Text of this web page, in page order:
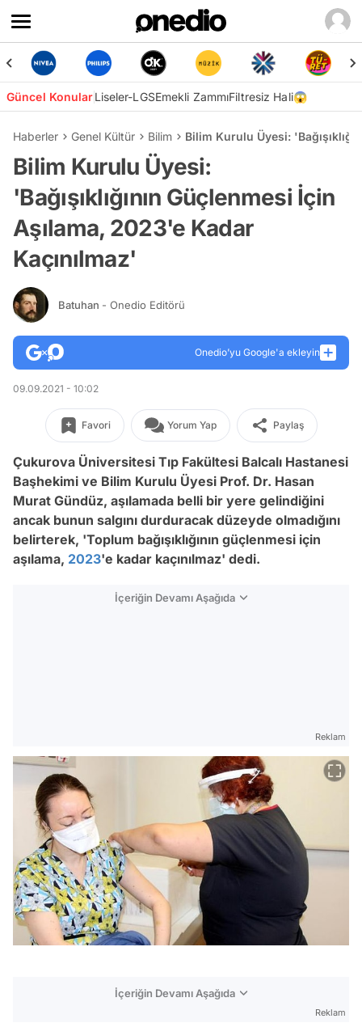
Güncel KonularLiseler-LGSEmekli ZammıFiltresiz Hali😱
Haberler Genel Kültür Bilim Bilim Kurulu Üyesi:
Bilim Kurulu Üyesi:
'Bağışıklığının Güçlenmesi İçin
Aşılama, 2023'e Kadar
Kaçınılmaz'
Batuhan - Onedio Editörü
Onedio’yu Google'a ekleyin
09.09.2021 - 10:02
Favori Yorum Yap Paylaş
Çukurova Üniversitesi Tıp Fakültesi Balcalı Hastanesi
Başhekimi ve Bilim Kurulu Üyesi Prof. Dr. Hasan
Murat Gündüz, aşılamada belli bir yere gelindiğini
ancak bunun salgını durduracak düzeyde olmadığını
belirterek, 'Toplum bağışıklığının güçlenmesi için
aşılama, 2023'e kadar kaçınılmaz' dedi.
İçeriğin Devamı Aşağıda
Reklam
İçeriğin Devamı Aşağıda
Reklam